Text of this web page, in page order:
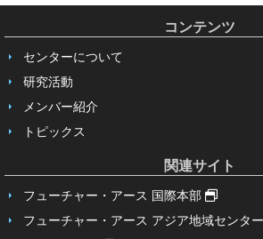
コンテンツ
センターについて
研究活動
メンバー紹介
トピックス
関連サイト
フューチャー・アース 国際本部
フューチャー・アース アジア地域センター